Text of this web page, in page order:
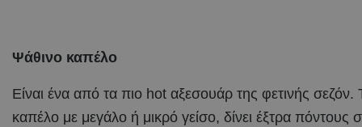
Ψάθινο καπέλο
Είναι ένα από τα πιο hot αξεσουάρ της φετινής σεζόν.
καπέλο με μεγάλο ή μικρό γείσο, δίνει έξτρα πόντους